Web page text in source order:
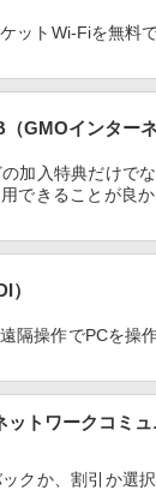
ットWi-Fiを無料
GMOインターネ
加入特典だけで
できることが良
）
隔操作でPCを操
トワークコミュ
クか、割引か選